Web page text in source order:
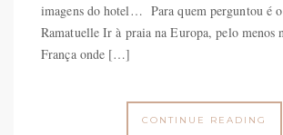
imagens do hotel… Para quem perguntou é
Ramatuelle Ir à praia na Europa, pelo menos
França onde […]
CONTINUE READING